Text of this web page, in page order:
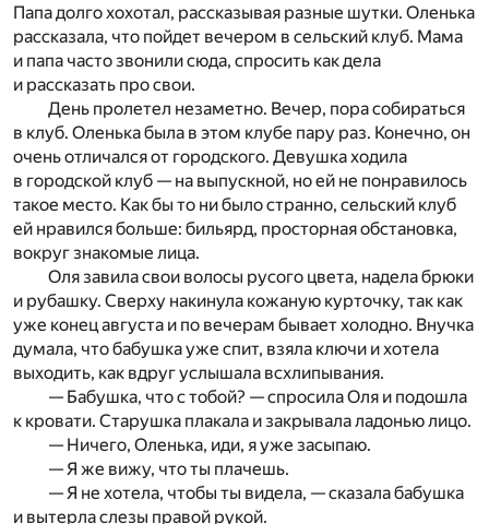
Папа долго хохотал, рассказывая разные шутки. Оленька
рассказала, что пойдет вечером в сельский клуб. Мама
и папа часто звонили сюда, спросить как дела
и рассказать про свои.
День пролетел незаметно. Вечер, пора собираться
в клуб. Оленька была в этом клубе пару раз. Конечно, он
очень отличался от городского. Девушка ходила
в городской клуб — на выпускной, но ей не понравилось
такое место. Как бы то ни было странно, сельский клуб
ей нравился больше: бильярд, просторная обстановка,
вокруг знакомые лица.
Оля завила свои волосы русого цвета, надела брюки
и рубашку. Сверху накинула кожаную курточку, так как
уже конец августа и по вечерам бывает холодно. Внучка
думала, что бабушка уже спит, взяла ключи и хотела
выходить, как вдруг услышала всхлипывания.
— Бабушка, что с тобой? — спросила Оля и подошла
к кровати. Старушка плакала и закрывала ладонью лицо.
— Ничего, Оленька, иди, я уже засыпаю.
— Я же вижу, что ты плачешь.
— Я не хотела, чтобы ты видела, — сказала бабушка
и вытерла слезы правой рукой.